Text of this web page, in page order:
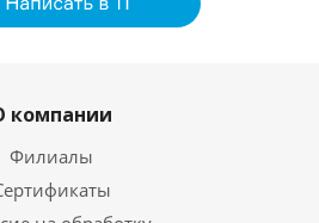
компании
Филиалы